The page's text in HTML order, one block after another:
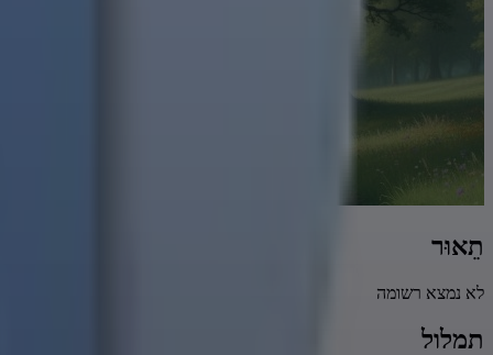
תֵאוּר
לא נמצא רשומה
תמלול